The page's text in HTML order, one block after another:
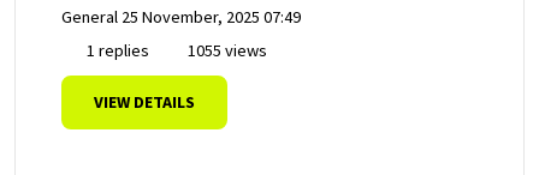
General 25 November, 2025 07:49
1 replies
1055 views
VIEW DETAILS